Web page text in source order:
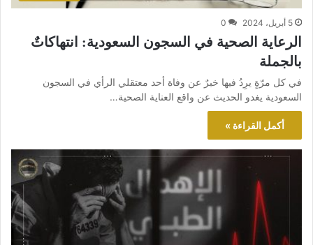
5 أبريل، 2024 0
الرعاية الصحية في السجون السعودية: انتهاكاتٌ
بالجملة
في كل مرّةٍ يرِدُ فيها خبرٌ عن وفاة أحد معتقلي الرأي في السجون
السعودية يغدو الحديث عن واقع العناية الصحية…
أكمل القراءة »